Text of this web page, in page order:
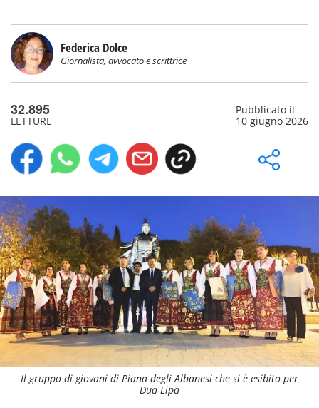
Federica Dolce
Giornalista, avvocato e scrittrice
32.895
LETTURE
Pubblicato il
10 giugno 2026
Il gruppo di giovani di Piana degli Albanesi che si è esibito per
Dua Lipa